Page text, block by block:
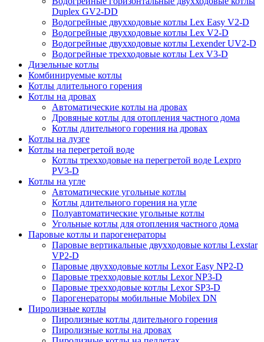
Duplex GV2-DD
Водогрейные двухходовые котлы Lex Easy V2-D
Водогрейные двухходовые котлы Lex V2-D
Водогрейные двухходовые котлы Lexender UV2-D
Водогрейные трехходовые котлы Lex V3-D
Дизельные котлы
Комбинируемые котлы
Котлы длительного горения
Котлы на дровах
Автоматические котлы на дровах
Дровяные котлы для отопления частного дома
Котлы длительного горения на дровах
Котлы на лузге
Котлы на перегретой воде
Котлы трехходовые на перегретой воде Lexpro
PV3-D
Котлы на угле
Автоматические угольные котлы
Котлы длительного горения на угле
Полуавтоматические угольные котлы
Угольные котлы для отопления частного дома
Паровые котлы и парогенераторы
Паровые вертикальные двухходовые котлы Lexstar
VP2-D
Паровые двухходовые котлы Lexor Easy NP2-D
Паровые трехходовые котлы Lexor NP3-D
Паровые трехходовые котлы Lexor SP3-D
Парогенераторы мобильные Mobilex DN
Пиролизные котлы
Пиролизные котлы длительного горения
Пиролизные котлы на дровах